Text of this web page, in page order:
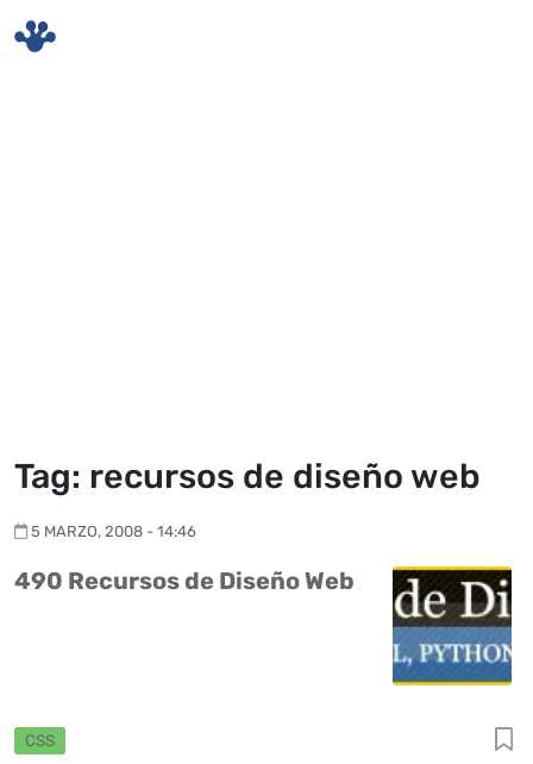
Tag: recursos de diseño web
5 MARZO, 2008 - 14:46
490 Recursos de Diseño Web
CSS